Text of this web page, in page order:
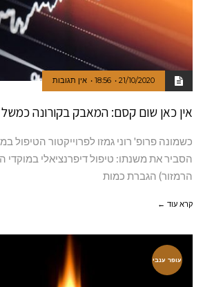
21/10/2020
18:56 אין תגובות
אין כאן שום קסם: המאבק בקורונה כמשל
כשמונה פרופ' רוני גמזו לפרוייקטור הטיפול
הסביר את משנתו: טיפול דיפרנציאלי
הרמזור) הגברת כמות
קרא עוד ←
עופר ענבי